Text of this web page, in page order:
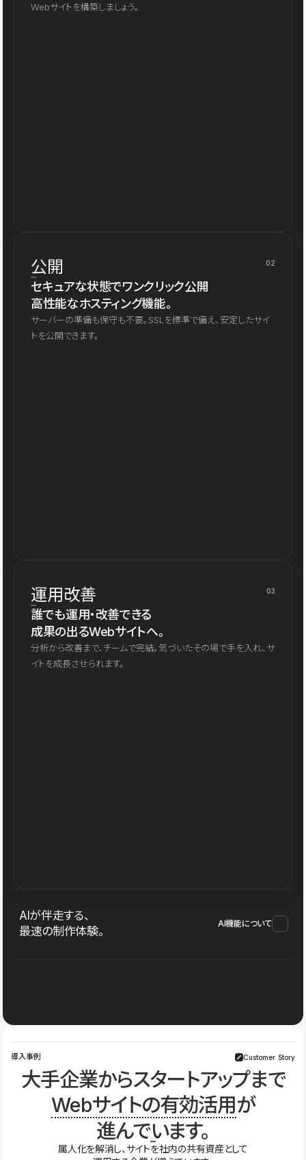
Webサイトを構築しましょう。
公開 02
セキュアな状態でワンクリック公開
高性能なホスティング機能。
サーバーの準備も保守も不要。SSLを標準で備え、安定したサイ
トを公開できます。
運用改善 03
誰でも運用・改善できる
成果の出るWebサイトへ。
分析から改善まで、チームで完結。気づいたその場で手を入れ、サ
イトを成長させられます。
AIが伴走する、
最速の制作体験。
AI機能について
導入事例 Customer Story
大手企業からスタートアップまで
Webサイトの有効活用が
進んでいます。
属人化を解消し、サイトを社内の共有資産として